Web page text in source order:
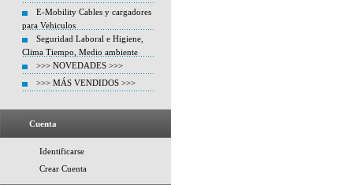
E-Mobility Cables y cargadores
para Vehiculos
Seguridad Laboral e Higiene,
Clima Tiempo, Medio ambiente
>>> NOVEDADES >>>
>>> MÁS VENDIDOS >>>
Cuenta
Identificarse
Crear Cuenta